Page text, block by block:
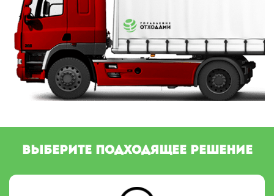
ВЫБЕРИТЕ ПОДХОДЯЩЕЕ РЕШЕНИЕ